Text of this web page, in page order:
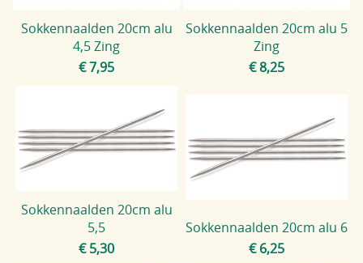
Sokkennaalden 20cm alu
4,5 Zing
€ 7,95
Sokkennaalden 20cm alu 5
Zing
€ 8,25
Sokkennaalden 20cm alu
5,5
€ 5,30
Sokkennaalden 20cm alu 6
€ 6,25